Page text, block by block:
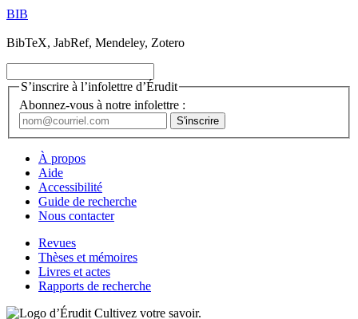
BIB
BibTeX, JabRef, Mendeley, Zotero
S’inscrire à l’infolettre d’Érudit
Abonnez-vous à notre infolettre :
À propos
Aide
Accessibilité
Guide de recherche
Nous contacter
Revues
Thèses et mémoires
Livres et actes
Rapports de recherche
Cultivez votre savoir.